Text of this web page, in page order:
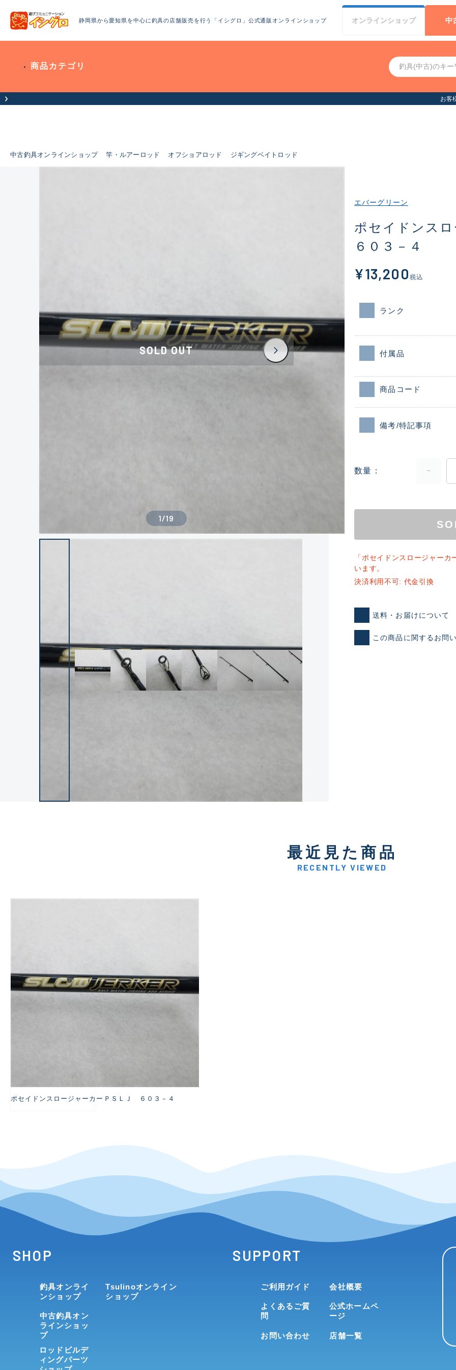
静岡県から愛知県を中心に釣具の店舗販売を行う「イシグロ」公式通販オンラインショップ オンラインショップ 中
商品カテゴリ
中古釣具オンラインショップ 竿・ルアーロッド オフショアロッド ジギングベイトロッド
ランクとは？
新古品（メーカー問屋から
品）
※店頭展示時の置き傷が付いて
C-
い品
SOLD OUT
1/19
エバーグリーン
ポセイドンス
６０３－４
¥13,200 税込
ランク
付属品
商品コード
備考/特記事項
数量
「ポセイドンスロージャー
います。
決済利用不可: 代金引換
送料・お届けについて
この商品に関するお問
最近見た商品
RECENTLY VIEWED
ポセイドンスロージャーカーＰＳＬＪ ６０３－４
SHOP
釣具オンライ
ンショップ
中古釣具オン
ラインショッ
プ
ロッドビルデ
ィングパーツ
Tsulinoオンライン
ショップ
SUPPORT
ご利用ガイド
よくあるご質
問
お問い合わせ
会社概要
公式ホームペ
ージ
店舗一覧